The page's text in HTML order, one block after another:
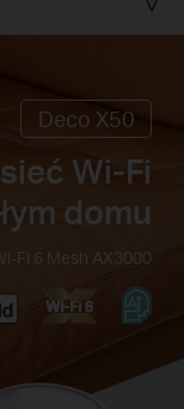
Deco X50
Wi-Fi
domu
Fi 6 Mesh AX3000